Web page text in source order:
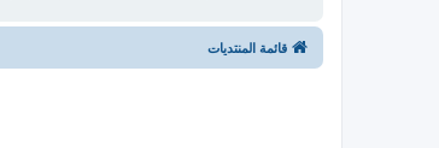
قائمة المنتديات